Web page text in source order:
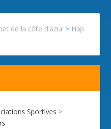
de la côte d'azur > Hap
Sportives >